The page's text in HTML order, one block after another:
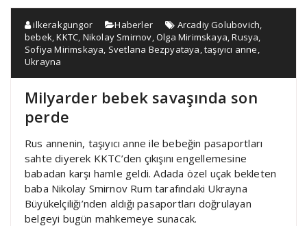
ilkerakgungor Haberler Arcadiy Golubovich,
bebek,KKTC, Nikolay Smirnov,Olga Mirimskaya,Rusya,
Sofiya Mirimskaya, Svetlana Bezpyataya,taşıyıcı anne,
Ukrayna
Milyarder bebek savaşında son
perde
Rus annenin, taşıyıcı anne ile bebeğin pasaportları
sahte diyerek KKTC’den çıkışını engellemesine
babadan karşı hamle geldi. Adada özel uçak bekleten
baba Nikolay Smirnov Rum tarafındaki Ukrayna
Büyükelçiliği’nden aldığı pasaportları doğrulayan
belgeyi bugün mahkemeye sunacak.